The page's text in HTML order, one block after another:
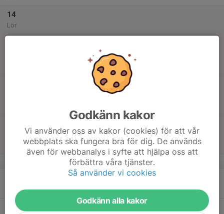
14
Lör
Flickor 7 år Norra Sammandrag
Match mot Sunnanå SK F 18 Lag 2
Flickor 7 år Norra Sammandrag
18:30
Flickor 7 år Norra Sammandrag
Myggvalla IP
v.25
17
Godkänn kakor
Vi använder oss av kakor (cookies) för att vår
webbplats ska fungera bra för dig. De används
även för webbanalys i syfte att hjälpa oss att
förbättra våra tjänster.
Så använder vi cookies
Godkänn alla kakor